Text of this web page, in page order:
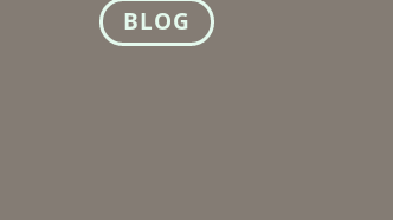
BLOG